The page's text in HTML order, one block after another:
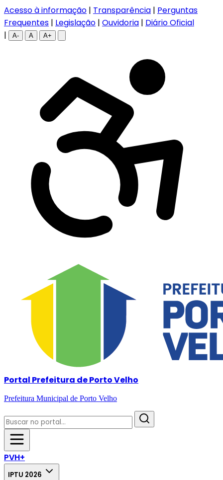
Acesso à informação | Transparência | Perguntas
Frequentes | Legislação | Ouvidoria | Diário Oficial
|
A- A A+
Portal Prefeitura de Porto Velho
Prefeitura Municipal de Porto Velho
PVH+
IPTU 2026